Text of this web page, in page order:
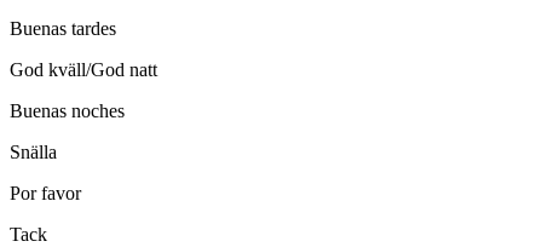
Buenas tardes
God kväll/God natt
Buenas noches
Snälla
Por favor
Tack